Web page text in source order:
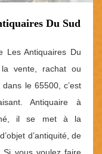
Du Sud
Les Antiquaires Du
vente, rachat ou
le 65500, c’est
Antiquaire à
il se met à la
d’antiquité, de